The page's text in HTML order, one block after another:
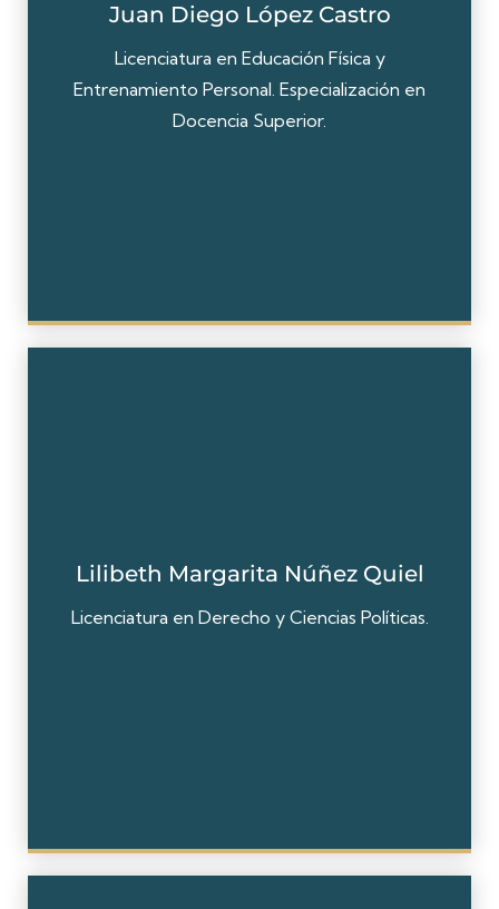
Juan Diego López Castro
Licenciatura en Educación Física y
Entrenamiento Personal. Especialización en
Docencia Superior.
Lilibeth Margarita Núñez Quiel
Licenciatura en Derecho y Ciencias Políticas.